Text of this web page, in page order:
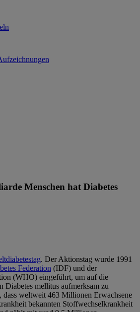
Menschen hat Diabetes
. Der Aktionstag wurde 1991
Federation (IDF) und der
(WHO) eingeführt, um auf die
Diabetes mellitus aufmerksam zu
dass weltweit 463 Millionen Erwachsene
bekannten Stoffwechselkrankheit